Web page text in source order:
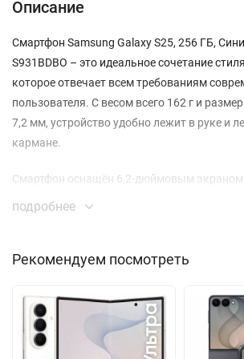
Описание
Смартфон Samsung Galaxy S25, 256 ГБ,
S931BDBO – это идеальное сочетание
которое отвечает всем требованиям
пользователя. С весом всего 162 г и
7,2 мм, устройство удобно лежит в руке и
кармане.
Смартфон оснащён 6,2-дюймовым экраном
AMOLED 2X с разрешением 2340 x 1080
освещения, будь то яркий солнечный день
мир музыки и кино.
Производительность Galaxy S25
процессор Qualcomm Snapdragon 8 Elite, что
подробнее
Рекомендуем посмотреть